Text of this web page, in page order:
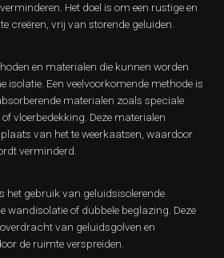
Het doel is om een rustige en
creëren, vrij van storende geluiden.
en materialen die kunnen worden
isolatie. Een veelvoorkomende methode is
materialen zoals speciale
vloerbedekking. Deze materialen
van het te weerkaatsen, waardoor
verminderd.
het gebruik van geluidsisolerende
wandisolatie of dubbele beglazing. Deze
van geluidsgolven en
de ruimte verspreiden.